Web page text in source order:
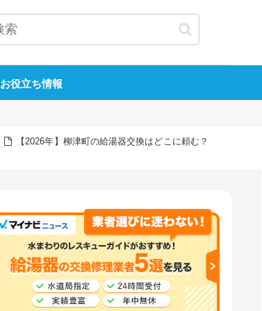
お役立ち情報
【2026年】柳津町の給湯器交換はどこに頼む？